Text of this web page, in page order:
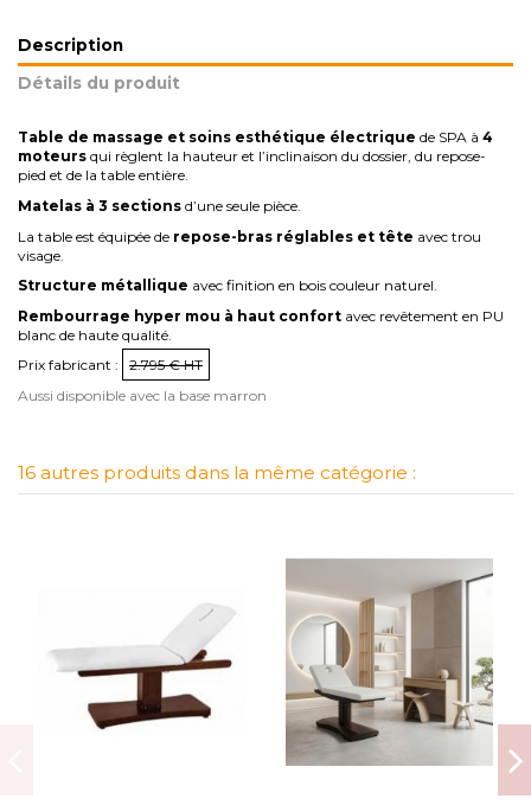
Description
Détails du produit
Table de massage et soins esthétique électrique de SPA à 4
moteurs qui règlent la hauteur et l’inclinaison du dossier, du repose-
pied et de la table entière.
Matelas à 3 sections d’une seule pièce.
La table est équipée de repose-bras réglables et tête avec trou
visage.
Structure métallique avec finition en bois couleur naturel.
Rembourrage hyper mou à haut confort avec revêtement en PU
blanc de haute qualité.
Prix fabricant :
2.795 € HT
Aussi disponible avec la base marron
16 autres produits dans la même catégorie :